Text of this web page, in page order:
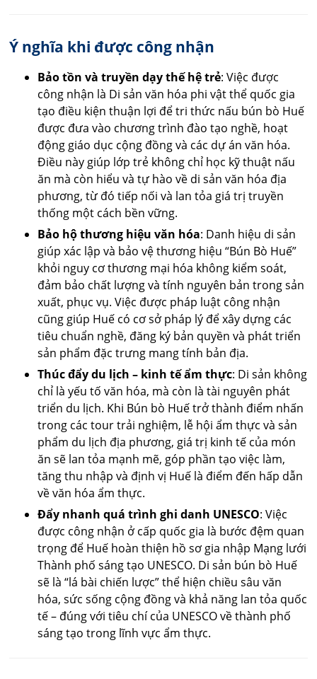
Ý nghĩa khi được công nhận
Bảo tồn và truyền dạy thế hệ trẻ: Việc được
công nhận là Di sản văn hóa phi vật thể quốc gia
tạo điều kiện thuận lợi để tri thức nấu bún bò Huế
được đưa vào chương trình đào tạo nghề, hoạt
động giáo dục cộng đồng và các dự án văn hóa.
Điều này giúp lớp trẻ không chỉ học kỹ thuật nấu
ăn mà còn hiểu và tự hào về di sản văn hóa địa
phương, từ đó tiếp nối và lan tỏa giá trị truyền
thống một cách bền vững.
Bảo hộ thương hiệu văn hóa: Danh hiệu di sản
giúp xác lập và bảo vệ thương hiệu “Bún Bò Huế”
khỏi nguy cơ thương mại hóa không kiểm soát,
đảm bảo chất lượng và tính nguyên bản trong sản
xuất, phục vụ. Việc được pháp luật công nhận
cũng giúp Huế có cơ sở pháp lý để xây dựng các
tiêu chuẩn nghề, đăng ký bản quyền và phát triển
sản phẩm đặc trưng mang tính bản địa.
Thúc đẩy du lịch – kinh tế ẩm thực: Di sản không
chỉ là yếu tố văn hóa, mà còn là tài nguyên phát
triển du lịch. Khi Bún bò Huế trở thành điểm nhấn
trong các tour trải nghiệm, lễ hội ẩm thực và sản
phẩm du lịch địa phương, giá trị kinh tế của món
ăn sẽ lan tỏa mạnh mẽ, góp phần tạo việc làm,
tăng thu nhập và định vị Huế là điểm đến hấp dẫn
về văn hóa ẩm thực.
Đẩy nhanh quá trình ghi danh UNESCO: Việc
được công nhận ở cấp quốc gia là bước đệm quan
trọng để Huế hoàn thiện hồ sơ gia nhập Mạng lưới
Thành phố sáng tạo UNESCO. Di sản bún bò Huế
sẽ là “lá bài chiến lược” thể hiện chiều sâu văn
hóa, sức sống cộng đồng và khả năng lan tỏa quốc
tế – đúng với tiêu chí của UNESCO về thành phố
sáng tạo trong lĩnh vực ẩm thực.